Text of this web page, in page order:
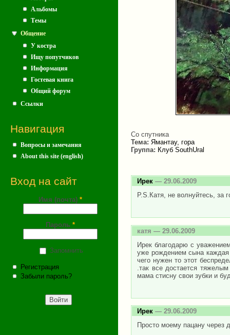
Альбомы
Темы
Общение
У костра
Ищу попутчиков
Информация
Гостевая книга
Общий форум
Ссылки
Навигация
Вопросы и замечания
About this site (english)
Вход на сайт
Имя (почта) *
Пароль *
Запомнить
Регистрация
Забыли пароль?
Со спутника
Тема: Ямантау, гора
Группа: Клуб SouthUral
Ирек — 29.06.2009
P.S.Катя, не волнуйтесь, за
катя — 29.06.2009
Ирек благодарю с
уже рождением сына каждая
чего нужен то этот
.так все достается
мама стисну свои зубки и
Ирек — 29.06.2009
Просто моему пацану через